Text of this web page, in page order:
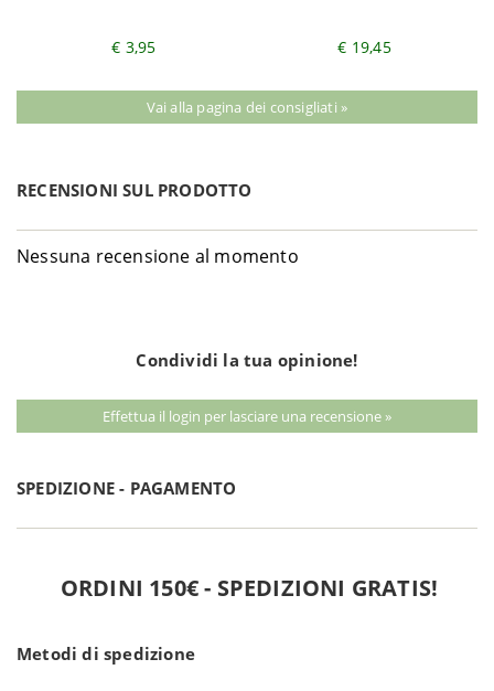
€ 3,95 € 19,45
Vai alla pagina dei consigliati »
RECENSIONI SUL PRODOTTO
Nessuna recensione al momento
Condividi la tua opinione!
Effettua il login per lasciare una recensione »
SPEDIZIONE - PAGAMENTO
ORDINI 150€ - SPEDIZIONI GRATIS!
Metodi di spedizione